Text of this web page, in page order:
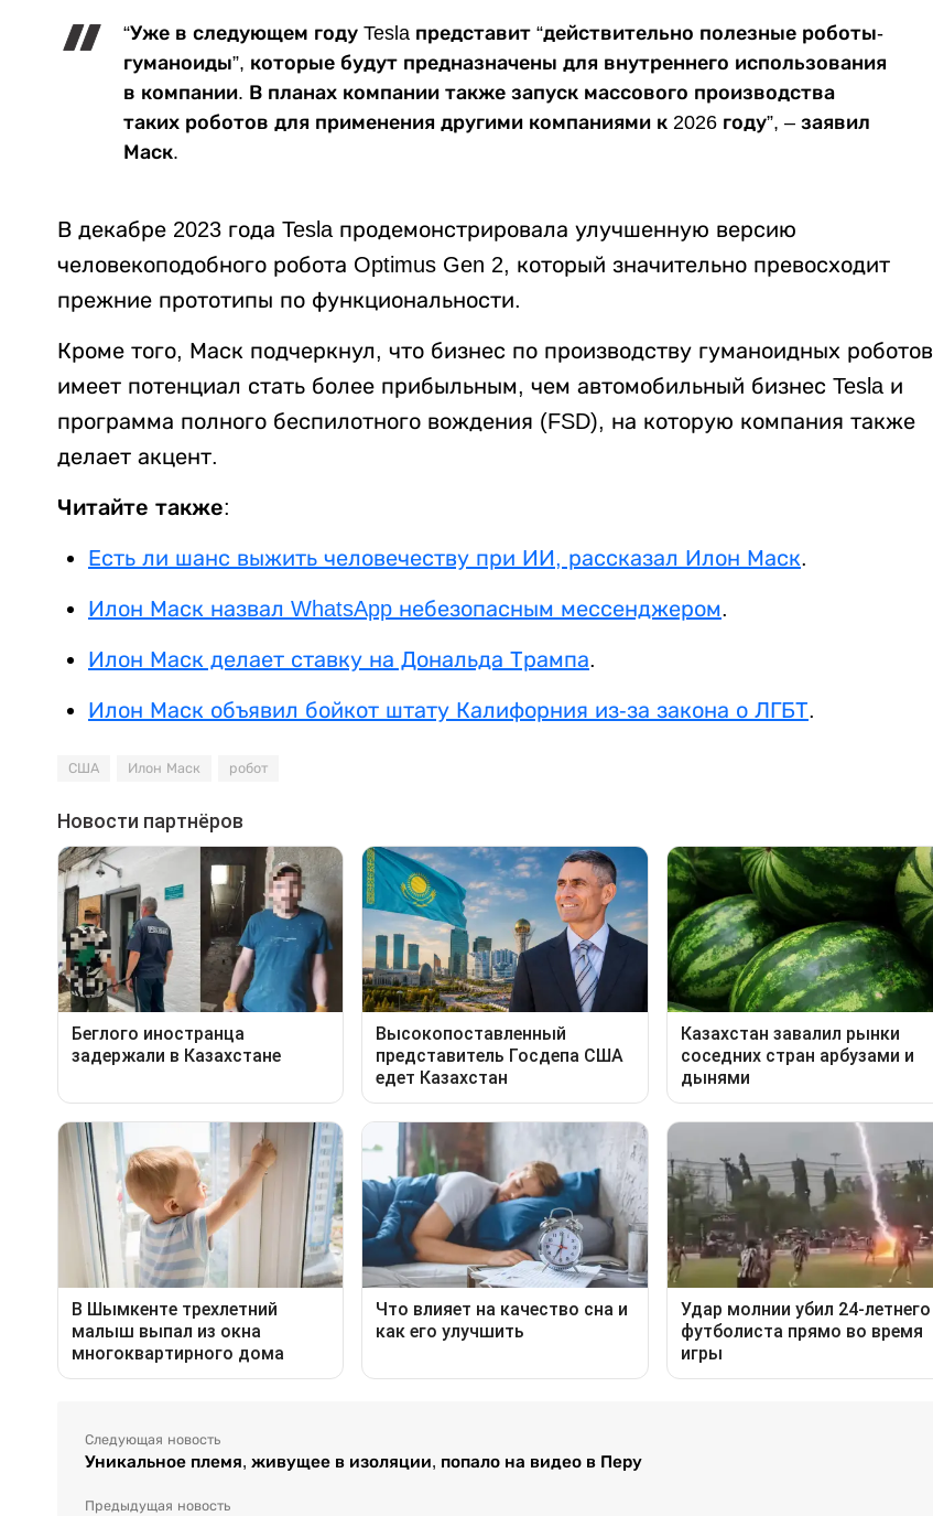
“Уже в следующем году Tesla представит “действительно полезные роботы-
гуманоиды”, которые будут предназначены для внутреннего использования
в компании. В планах компании также запуск массового производства
таких роботов для применения другими компаниями к 2026 году”, – заявил
Маск.
В декабре 2023 года Tesla продемонстрировала улучшенную версию
человекоподобного робота Optimus Gen 2, который значительно превосходит
прежние прототипы по функциональности.
Кроме того, Маск подчеркнул, что бизнес по производству гуманоидных роботов
имеет потенциал стать более прибыльным, чем автомобильный бизнес Tesla и
программа полного беспилотного вождения (FSD), на которую компания также
делает акцент.
Читайте также:
Есть ли шанс выжить человечеству при ИИ, рассказал Илон Маск.
Илон Маск назвал WhatsApp небезопасным мессенджером.
Илон Маск делает ставку на Дональда Трампа.
Илон Маск объявил бойкот штату Калифорния из-за закона о ЛГБТ.
США Илон Маск робот
Следующая новость
Уникальное племя, живущее в изоляции, попало на видео в Перу
Предыдущая новость